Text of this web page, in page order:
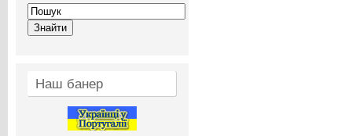
Наш банер